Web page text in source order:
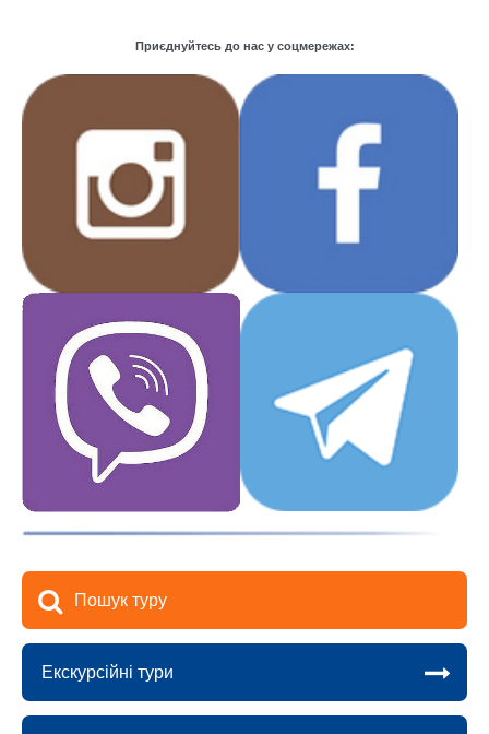
Приєднуйтесь до нас у соцмережах:
Пошук туру
Екскурсійні тури